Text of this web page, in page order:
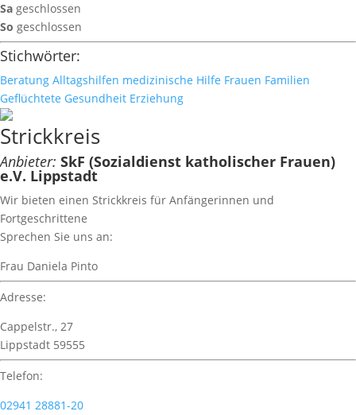
Sa geschlossen
So geschlossen
Stichwörter:
Beratung Alltagshilfen medizinische Hilfe Frauen Familien
Geflüchtete Gesundheit Erziehung
Strickkreis
Anbieter: SkF (Sozialdienst katholischer Frauen)
e.V. Lippstadt
Wir bieten einen Strickkreis für Anfängerinnen und
Fortgeschrittene
Sprechen Sie uns an:
Frau Daniela Pinto
Adresse:
Cappelstr., 27
Lippstadt 59555
Telefon:
02941 28881-20